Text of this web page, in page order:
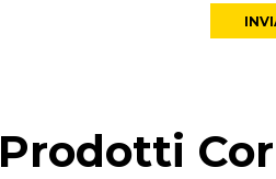
Prodotti